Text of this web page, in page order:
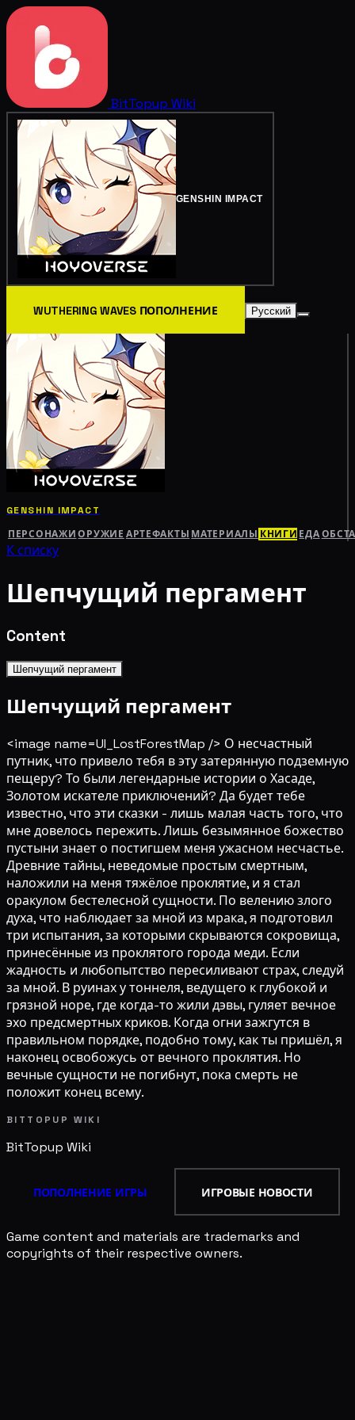
BitTopup Wiki
GENSHIN IMPACT
WUTHERING WAVES ПОПОЛНЕНИЕ Русский
GENSHIN IMPACT
ПЕРСОНАЖИ ОРУЖИЕ АРТЕФАКТЫ МАТЕРИАЛЫ КНИГИ ЕДА
К списку
Шепчущий пергамент
Content
Шепчущий пергамент
Шепчущий пергамент
<image name=UI_LostForestMap /> О несчастный
путник, что привело тебя в эту затерянную подземную
пещеру? То были легендарные истории о Хасаде,
Золотом искателе приключений? Да будет тебе
известно, что эти сказки - лишь малая часть того, что
мне довелось пережить. Лишь безымянное божество
пустыни знает о постигшем меня ужасном несчастье.
Древние тайны, неведомые простым смертным,
наложили на меня тяжёлое проклятие, и я стал
оракулом бестелесной сущности. По велению злого
духа, что наблюдает за мной из мрака, я подготовил
три испытания, за которыми скрываются сокровища,
принесённые из проклятого города меди. Если
жадность и любопытство пересиливают страх, следуй
за мной. В руинах у тоннеля, ведущего к глубокой и
грязной норе, где когда-то жили дэвы, гуляет вечное
эхо предсмертных криков. Когда огни зажгутся в
правильном порядке, подобно тому, как ты пришёл, я
наконец освобожусь от вечного проклятия. Но
вечные сущности не погибнут, пока смерть не
положит конец всему.
BITTOPUP WIKI
BitTopup Wiki
ПОПОЛНЕНИЕ ИГРЫ ИГРОВЫЕ НОВОСТИ
Game content and materials are trademarks and
copyrights of their respective owners.